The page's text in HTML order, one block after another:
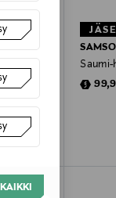
Saumi-